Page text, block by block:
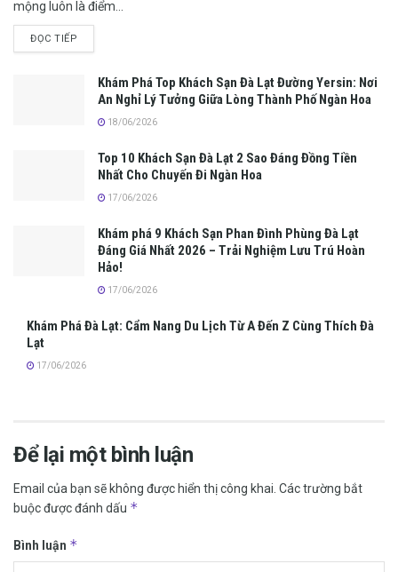
mộng luôn là điểm...
ĐỌC TIẾP
Khám Phá Top Khách Sạn Đà Lạt Đường Yersin: Nơi
An Nghỉ Lý Tưởng Giữa Lòng Thành Phố Ngàn Hoa
18/06/2026
Top 10 Khách Sạn Đà Lạt 2 Sao Đáng Đồng Tiền
Nhất Cho Chuyến Đi Ngàn Hoa
17/06/2026
Khám phá 9 Khách Sạn Phan Đình Phùng Đà Lạt
Đáng Giá Nhất 2026 – Trải Nghiệm Lưu Trú Hoàn
Hảo!
17/06/2026
Khám Phá Đà Lạt: Cẩm Nang Du Lịch Từ A Đến Z Cùng Thích Đà
Lạt
17/06/2026
Để lại một bình luận
Email của bạn sẽ không được hiển thị công khai. Các trường bắt
buộc được đánh dấu *
Bình luận *